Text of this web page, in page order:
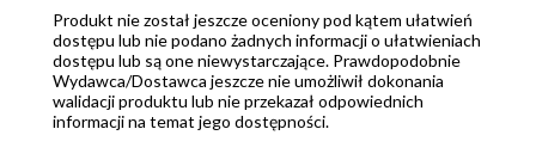
Produkt nie został jeszcze oceniony pod kątem ułatwień
dostępu lub nie podano żadnych informacji o ułatwieniach
dostępu lub są one niewystarczające. Prawdopodobnie
Wydawca/Dostawca jeszcze nie umożliwił dokonania
walidacji produktu lub nie przekazał odpowiednich
informacji na temat jego dostępności.